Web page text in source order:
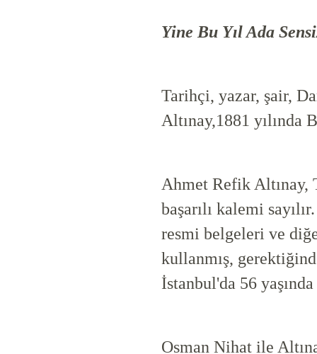
Yine Bu Yıl Ada
Tarihçi, yazar, şair,
Altınay,1881 yılında
Ahmet Refik
başarılı kalemi
resmi belgeleri ve
kullanmış,
İstanbul'da 56
Osman Nihat ile